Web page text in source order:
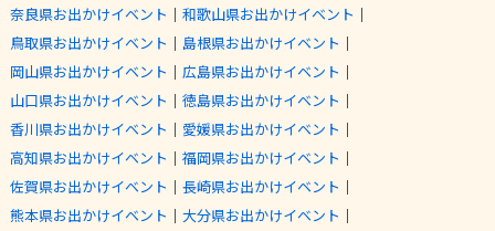
奈良県お出かけイベント ｜ 和歌山県お出かけイベント ｜
鳥取県お出かけイベント ｜ 島根県お出かけイベント ｜
岡山県お出かけイベント ｜ 広島県お出かけイベント ｜
山口県お出かけイベント ｜ 徳島県お出かけイベント ｜
香川県お出かけイベント ｜ 愛媛県お出かけイベント ｜
高知県お出かけイベント ｜ 福岡県お出かけイベント ｜
佐賀県お出かけイベント ｜ 長崎県お出かけイベント ｜
熊本県お出かけイベント ｜ 大分県お出かけイベント ｜